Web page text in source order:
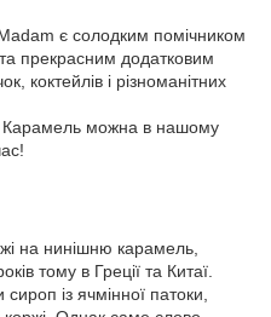
є солодким помічником
та прекрасним додатковим
коктейлів і різноманітних
Карамель можна в нашому
на нинішню карамель,
тому в Греції та Китаї.
із ячмінної патоки,